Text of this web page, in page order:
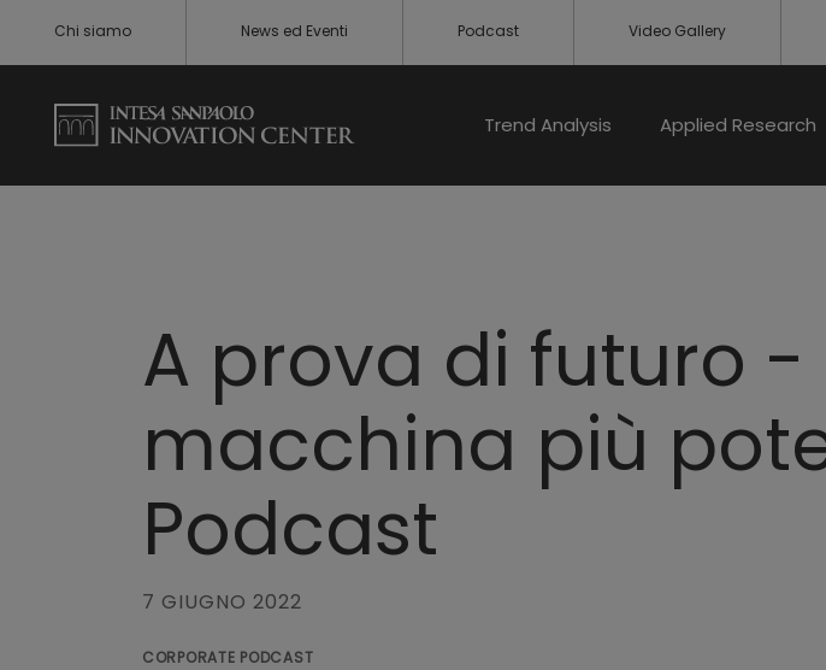
Chi siamo News ed Eventi Podcast Video Gallery
Trend Analysis Applied Research
A prova di futuro -
macchina più
Podcast
7 GIUGNO 2022
CORPORATE PODCAST